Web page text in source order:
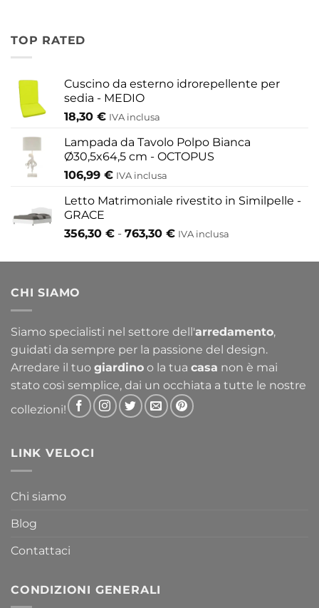
433,30 €
TOP RATED
Cuscino da esterno idrorepellente per
sedia - MEDIO
18,30 € IVA inclusa
Lampada da Tavolo Polpo Bianca
Ø30,5x64,5 cm - OCTOPUS
106,99 € IVA inclusa
Letto Matrimoniale rivestito in Similpelle -
GRACE
356,30 € - 763,30 €Fascia
prezzo:
IVA inclusa
CHI SIAMO
Siamo specialisti nel settore dell'arredamento,
guidati da sempre per la passione del design.
Arredare il tuo giardino o la tua casa non è mai
stato così semplice, dai un occhiata a tutte le nostre
collezioni!
LINK VELOCI
Chi siamo
Blog
Contattaci
CONDIZIONI GENERALI